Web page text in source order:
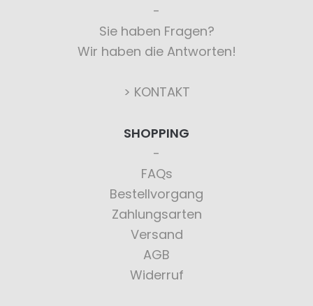
Sie haben Fragen?
Wir haben die Antworten!
> KONTAKT
SHOPPING
FAQs
Bestellvorgang
Zahlungsarten
Versand
AGB
Widerruf